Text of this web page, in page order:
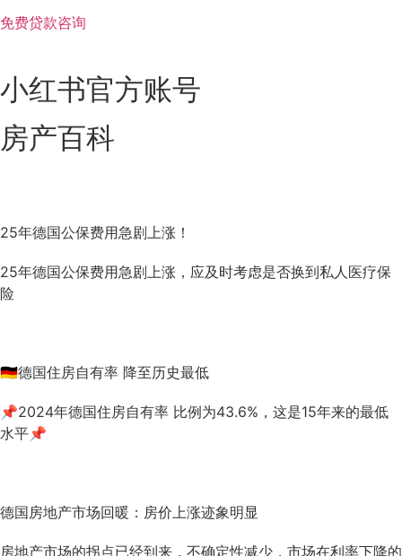
免费贷款咨询
小红书官方账号
房产百科
25年德国公保费用急剧上涨！
25年德国公保费用急剧上涨，应及时考虑是否换到私人医疗保
险
🇩🇪德国住房自有率 降至历史最低
📌2024年德国住房自有率 比例为43.6%，这是15年来的最低
水平📌
德国房地产市场回暖：房价上涨迹象明显
房地产市场的拐点已经到来，不确定性减少，市场在利率下降的